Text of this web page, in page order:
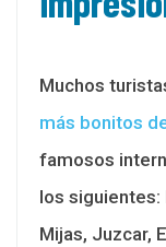
Muchos
más bonitos
famosos
los siguientes:
Mijas, Juzcar,